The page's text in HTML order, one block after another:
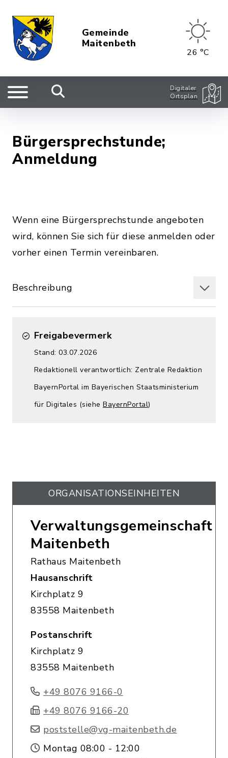
Gemeinde
Maitenbeth
26 °C
Digitaler
Ortsplan
Bürgersprechstunde;
Anmeldung
Wenn eine Bürgersprechstunde angeboten
wird, können Sie sich für diese anmelden oder
vorher einen Termin vereinbaren.
Beschreibung
Freigabevermerk
Stand: 03.07.2026
Redaktionell verantwortlich: Zentrale Redaktion
BayernPortal im Bayerischen Staatsministerium
für Digitales (siehe BayernPortal)
ORGANISATIONS­EINHEITEN
Verwaltungsgemeinschaft
Maitenbeth
Rathaus Maitenbeth
Hausanschrift
Kirchplatz 9
83558 Maitenbeth
Postanschrift
Kirchplatz 9
83558 Maitenbeth
+49 8076 9166-0
+49 8076 9166-20
poststelle@vg-maitenbeth.de
Montag 08:00 - 12:00